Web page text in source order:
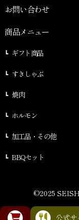
公式サ
お問い合わせ
商品メニュー
ギフト商品
すきしゃぶ
焼肉
ホルモン
加工品・その他
BBQセット
©2025